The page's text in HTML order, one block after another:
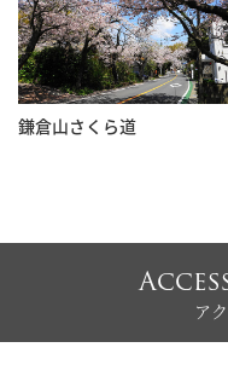
鎌倉山さくら道
ア